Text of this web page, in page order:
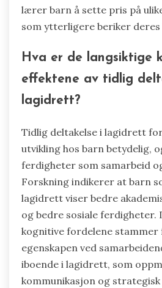
lærer barn å sette pris på
som ytterligere beriker
Hva er de langsiktige
effektene av tidlig
lagidrett?
Tidlig deltakelse i lagidrett
utvikling hos barn betydelig,
ferdigheter som samarbeid
Forskning indikerer at barn
lagidrett viser bedre
og bedre sosiale ferdigheter.
kognitive fordelene stammer
egenskapen ved
iboende i lagidrett, som
kommunikasjon og